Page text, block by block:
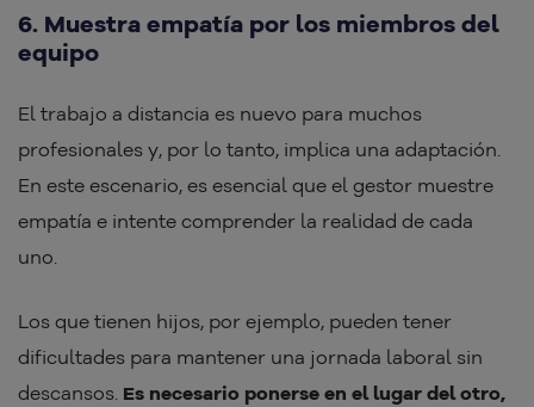
6. Muestra empatía por los miembros del
equipo
El trabajo a distancia es nuevo para muchos
profesionales y, por lo tanto, implica una adaptación.
En este escenario, es esencial que el gestor muestre
empatía e intente comprender la realidad de cada
uno.
Los que tienen hijos, por ejemplo, pueden tener
dificultades para mantener una jornada laboral sin
descansos. Es necesario ponerse en el lugar del otro,